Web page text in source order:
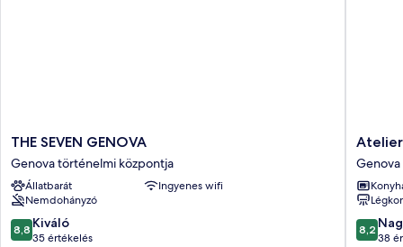
THE
SEVEN
GENOVA
Genova
történelmi
központja
THE SEVEN GENOVA
Genova történelmi központja
Állatbarát
Ingyenes wifi
Nemdohányzó
8.8
ennyiből:
8,8 Kiváló
35 értékelés
Atelier
by
Italy
Genova
8.2
8,2
38